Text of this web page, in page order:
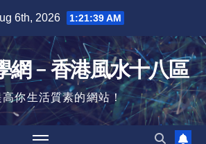
6th, 2026 1:21:40 AM
網﹣香港風水十八區
高你生活質素的網站！